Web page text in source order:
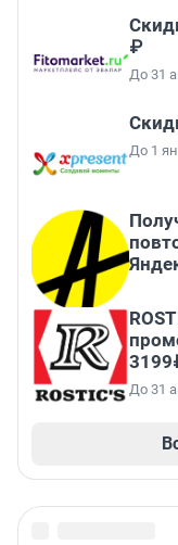
₽
До 31
До 1
До 31